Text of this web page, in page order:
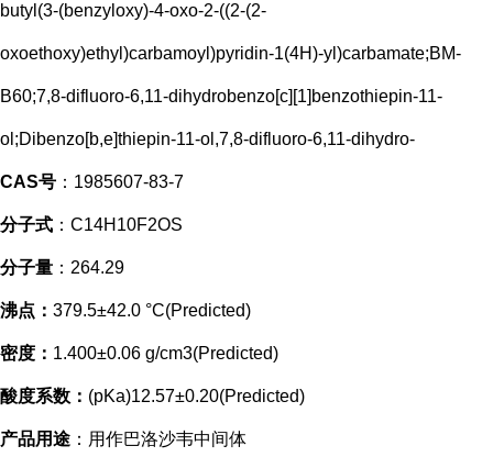
butyl(3-(benzyloxy)-4-oxo-2-((2-(2-
oxoethoxy)ethyl)carbamoyl)pyridin-1(4H)-yl)carbamate;BM-
B60;7,8-difluoro-6,11-dihydrobenzo[c][1]benzothiepin-11-
ol;Dibenzo[b,e]thiepin-11-ol,7,8-difluoro-6,11-dihydro-
CAS号 ：1985607-83-7
分子式 ：C14H10F2OS
分子量 ：264.29
沸点： 379.5±42.0 °C(Predicted)
密度： 1.400±0.06 g/cm3(Predicted)
酸度系数： (pKa)12.57±0.20(Predicted)
产品用途 ：用作巴洛沙韦中间体